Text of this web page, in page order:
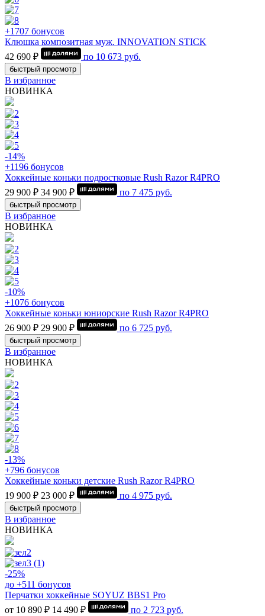
+1707 бонусов
Клюшка композитная муж. INNOVATION STICK
42 690 ₽
по 10 673 руб.
быстрый просмотр
В избранное
НОВИНКА
-14%
+1196 бонусов
Хоккейные коньки подростковые Rush Razor R4PRO
29 900 ₽ 34 900 ₽ по 7 475 руб.
быстрый просмотр
В избранное
НОВИНКА
-10%
+1076 бонусов
Хоккейные коньки юниорские Rush Razor R4PRO
26 900 ₽ 29 900 ₽ по 6 725 руб.
быстрый просмотр
В избранное
НОВИНКА
-13%
+796 бонусов
Хоккейные коньки детские Rush Razor R4PRO
19 900 ₽ 23 000 ₽ по 4 975 руб.
быстрый просмотр
В избранное
НОВИНКА
-25%
до +511 бонусов
Перчатки хоккейные SOYUZ BBS1 Pro
от 10 890 ₽ 14 490 ₽ по 2 723 руб.